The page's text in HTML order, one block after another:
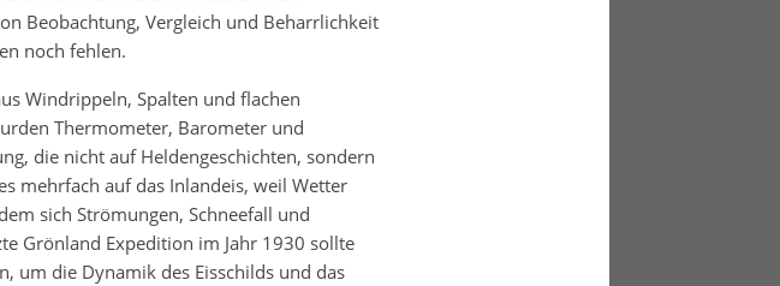
Beobachtung, Vergleich und Beharrlichkeit
noch fehlen.
Windrippeln, Spalten und flachen
Thermometer, Barometer und
die nicht auf Heldengeschichten, sondern
mehrfach auf das Inlandeis, weil Wetter
sich Strömungen, Schneefall und
Grönland Expedition im Jahr 1930 sollte
um die Dynamik des Eisschilds und das